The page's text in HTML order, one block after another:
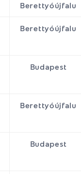
Berettyóújfalu
Berettyóújfalu
Budapest
Berettyóújfalu
Budapest